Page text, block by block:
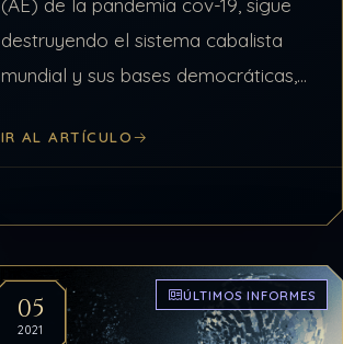
(AE) de la pandemia cov-19, sigue
destruyendo el sistema cabalista
mundial y sus bases democráticas,
religiosas, abriendo el camino a los
IR AL ARTÍCULO
05
2021
ÚLTIMOS INFORMES